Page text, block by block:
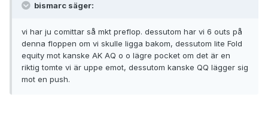
bismarc säger:
vi har ju comittar så mkt preflop. dessutom har vi 6 outs på
denna floppen om vi skulle ligga bakom, dessutom lite Fold
equity mot kanske AK AQ o o lägre pocket om det är en
riktig tomte vi är uppe emot, dessutom kanske QQ lägger sig
mot en push.